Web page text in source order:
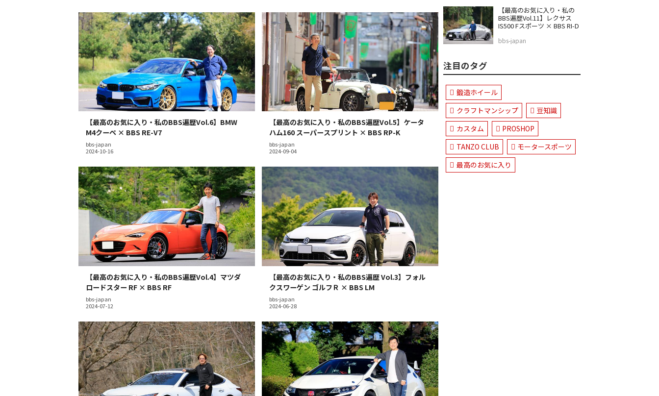
【最高のお気に入り・私のBBS遍歴Vol.6】BMW
M4クーペ × BBS RE-V7
bbs-japan
【最高のお気に入り・私のBBS遍歴Vol.5】ケータ
ハム160 スーパースプリント × BBS RP-K
bbs-japan
【最高のお気に入り・私のBBS遍歴Vol.4】マツダ
ロードスター RF × BBS RF
bbs-japan
【最高のお気に入り・私のBBS遍歴 Vol.3】フォル
クスワーゲン ゴルフＲ × BBS LM
bbs-japan
【最高のお気に入り・私の
BBS遍歴Vol.11】レクサス
IS500 Fスポーツ × BBS RI-D
bbs-japan
注目のタグ
鍛造ホイール
クラフトマンシップ
豆知識
カスタム
PROSHOP
TANZO CLUB
モータースポーツ
最高のお気に入り